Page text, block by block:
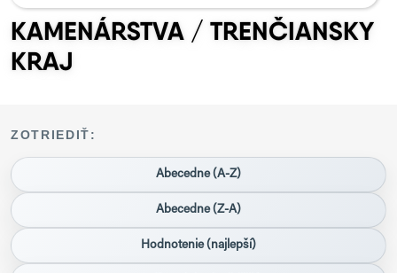
KAMENÁRSTVA / TRENČIANSKY
KRAJ
ZOTRIEDIŤ:
Abecedne (A-Z)
Abecedne (Z-A)
Hodnotenie (najlepší)